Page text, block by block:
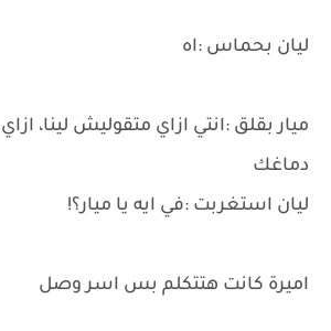
ليان بحماس :اه
ميار بقلق :انتي ازاي متقوليش لينا،
دماغك
ليان استغربت :في ايه يا ميار؟!
اميرة كانت هتتكلم بس اسر وصل